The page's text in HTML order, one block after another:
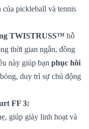
pickleball và tennis
TWISTRUSS™ hỗ
thời gian ngắn, đồng
này giúp bạn phục hồi
duy trì sự chủ động
FF 3:
giúp giày linh hoạt và